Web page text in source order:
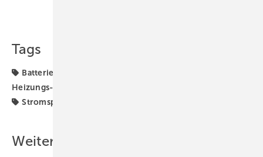
Tags
Batteriespeicher
Heizungs-Wärmepumpe
Stromspeicher
Weitere Inhalte